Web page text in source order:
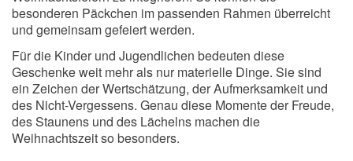
besonderen Päckchen im passenden Rahmen überreicht
und gemeinsam gefeiert werden.
Für die Kinder und Jugendlichen bedeuten diese
Geschenke weit mehr als nur materielle Dinge. Sie sind
ein Zeichen der Wertschätzung, der Aufmerksamkeit und
des Nicht-Vergessens. Genau diese Momente der Freude,
des Staunens und des Lächelns machen die
Weihnachtszeit so besonders.